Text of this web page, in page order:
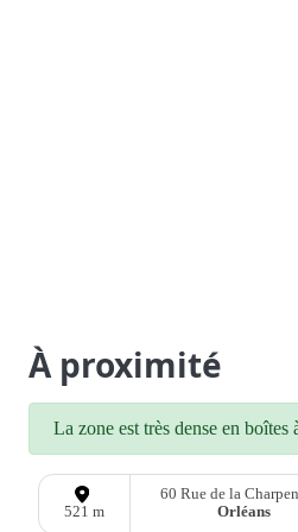
À proximité
La zone est très dense en
521 m
60 Rue de la
Orléans